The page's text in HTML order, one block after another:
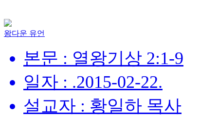
왕다운 유언
본문 : 열왕기상 2:1-9
일자 : .2015-02-22.
설교자 : 황일하 목사